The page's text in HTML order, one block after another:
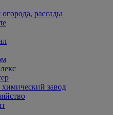
рассады
завод